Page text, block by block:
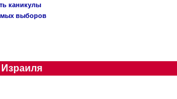
каникулы
выборов